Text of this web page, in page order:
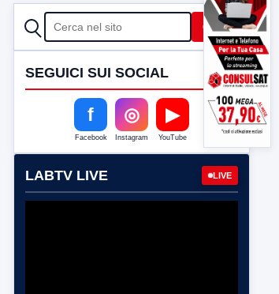
CERCA Cerca
SEGUICI SUI SOCIAL
f
Facebook
◎
Instagram
▶
YouTube
LABTV LIVE LIVE